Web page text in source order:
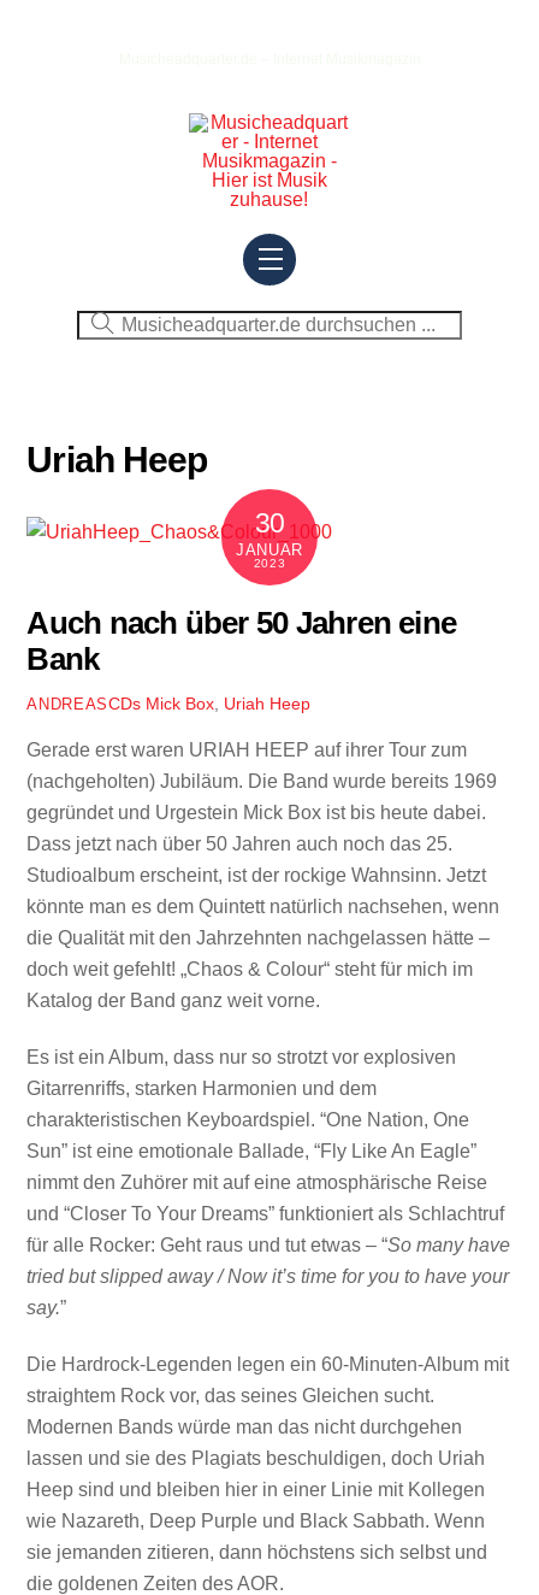
Menu
Uriah Heep
30
JANUAR
2023
Auch nach über 50 Jahren eine
Bank
ANDREASCDs Mick Box, Uriah Heep
Gerade erst waren URIAH HEEP auf ihrer Tour zum
(nachgeholten) Jubiläum. Die Band wurde bereits 1969
gegründet und Urgestein Mick Box ist bis heute dabei.
Dass jetzt nach über 50 Jahren auch noch das 25.
Studioalbum erscheint, ist der rockige Wahnsinn. Jetzt
könnte man es dem Quintett natürlich nachsehen, wenn
die Qualität mit den Jahrzehnten nachgelassen hätte –
doch weit gefehlt! „Chaos & Colour“ steht für mich im
Katalog der Band ganz weit vorne.
Es ist ein Album, dass nur so strotzt vor explosiven
Gitarrenriffs, starken Harmonien und dem
charakteristischen Keyboardspiel. “One Nation, One
Sun” ist eine emotionale Ballade, “Fly Like An Eagle”
nimmt den Zuhörer mit auf eine atmosphärische Reise
und “Closer To Your Dreams” funktioniert als Schlachtruf
für alle Rocker: Geht raus und tut etwas – “So many have
tried but slipped away / Now it’s time for you to have your
say.”
Die Hardrock-Legenden legen ein 60-Minuten-Album mit
straightem Rock vor, das seines Gleichen sucht.
Modernen Bands würde man das nicht durchgehen
lassen und sie des Plagiats beschuldigen, doch Uriah
Heep sind und bleiben hier in einer Linie mit Kollegen
wie Nazareth, Deep Purple und Black Sabbath. Wenn
sie jemanden zitieren, dann höchstens sich selbst und
die goldenen Zeiten des AOR.